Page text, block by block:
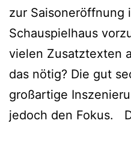
zur Saisoneröffnung
Schauspielhaus
vielen Zusatztexten
das nötig? Die gut
großartige
jedoch den Fokus.